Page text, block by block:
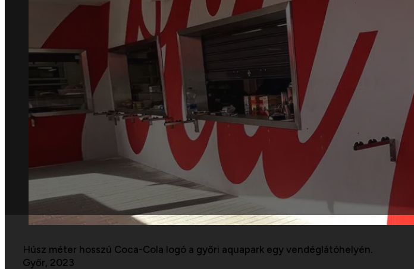
Húsz méter hosszú Coca-Cola logó a győri aquapark egy vendéglátóhelyén.
Győr, 2023